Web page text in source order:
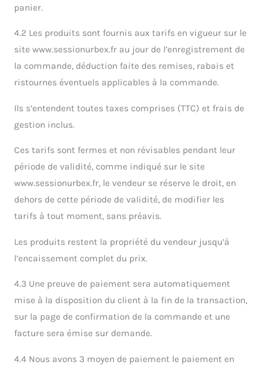
panier.
4.2 Les produits sont fournis aux tarifs en vigueur sur le
site www.sessionurbex.fr au jour de l’enregistrement de
la commande, déduction faite des remises, rabais et
ristournes éventuels applicables à la commande.
Ils s’entendent toutes taxes comprises (TTC) et frais de
gestion inclus.
Ces tarifs sont fermes et non révisables pendant leur
période de validité, comme indiqué sur le site
www.sessionurbex.fr, le vendeur se réserve le droit, en
dehors de cette période de validité, de modifier les
tarifs à tout moment, sans préavis.
Les produits restent la propriété du vendeur jusqu’à
l’encaissement complet du prix.
4.3 Une preuve de paiement sera automatiquement
mise à la disposition du client à la fin de la transaction,
sur la page de confirmation de la commande et une
facture sera émise sur demande.
4.4 Nous avons 3 moyen de paiement le paiement en